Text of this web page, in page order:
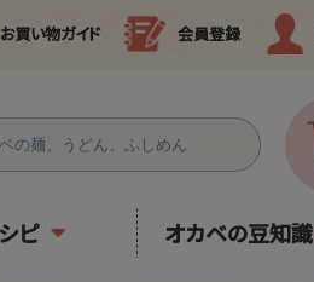
お買い物ガイド 会員登録
ピ オカベの豆知識